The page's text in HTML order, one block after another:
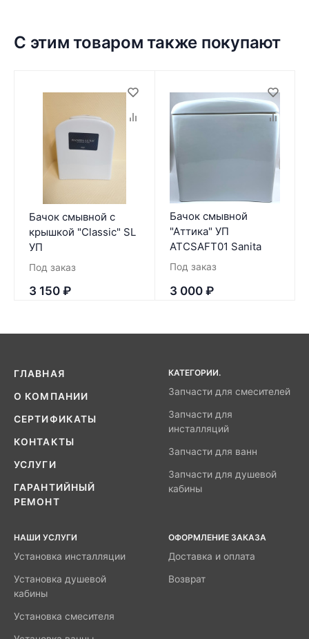
С этим товаром также покупают
Бачок смывной с
крышкой "Classic" SL
УП
Под заказ
3 150 ₽
Бачок смывной
"Аттика" УП
ATCSAFT01 Sanita
Под заказ
3 000 ₽
ГЛАВНАЯ
О КОМПАНИИ
СЕРТИФИКАТЫ
КОНТАКТЫ
УСЛУГИ
ГАРАНТИЙНЫЙ
РЕМОНТ
КАТЕГОРИИ.
Запчасти для смесителей
Запчасти для
инсталляций
Запчасти для ванн
Запчасти для душевой
кабины
НАШИ УСЛУГИ
Установка инсталляции
Установка душевой
кабины
Установка смесителя
ОФОРМЛЕНИЕ ЗАКАЗА
Доставка и оплата
Возврат